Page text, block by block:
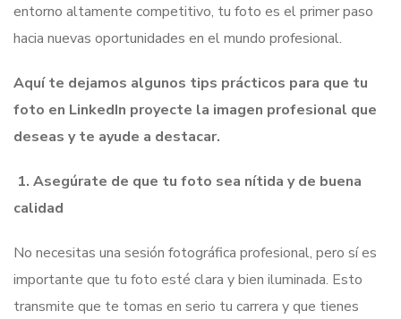
entorno altamente competitivo, tu foto es el primer paso
hacia nuevas oportunidades en el mundo profesional.
Aquí te dejamos algunos tips prácticos para que tu
foto en LinkedIn proyecte la imagen profesional que
deseas y te ayude a destacar.
1. Asegúrate de que tu foto sea nítida y de buena
calidad
No necesitas una sesión fotográfica profesional, pero sí es
importante que tu foto esté clara y bien iluminada. Esto
transmite que te tomas en serio tu carrera y que tienes